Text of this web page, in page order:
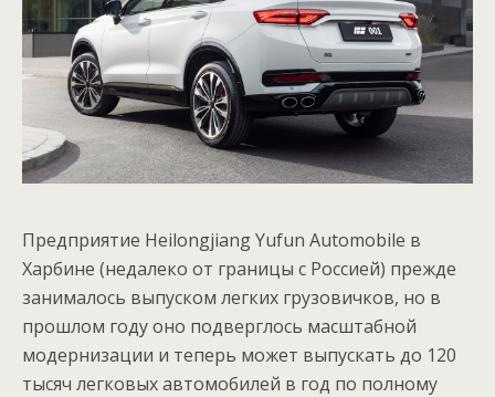
Предприятие Heilongjiang Yufun Automobile в
Харбине (недалеко от границы с Россией) прежде
занималось выпуском легких грузовичков, но в
прошлом году оно подверглось масштабной
модернизации и теперь может выпускать до 120
тысяч легковых автомобилей в год по полному